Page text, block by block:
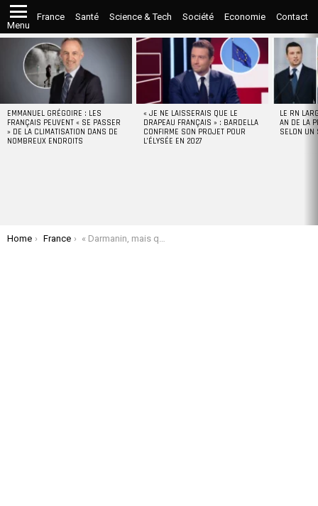
Menu
France Santé Science & Tech Société Economie Contact
STORIES
EMMANUEL GRÉGOIRE : LES
FRANÇAIS PEUVENT « SE PASSER
» DE LA CLIMATISATION DANS DE
NOMBREUX ENDROITS
« JE NE LAISSERAIS QUE LE
DRAPEAU FRANÇAIS » : BARDELLA
CONFIRME SON PROJET POUR
L’ÉLYSÉE EN 2027
LE RN
AN DE LA
SELON UN
You are here:
Home France « Darmanin, mais qu’il LA FERME ! » : Le gros coup de gueule de l’ex-footballeur Jérôme Rothen